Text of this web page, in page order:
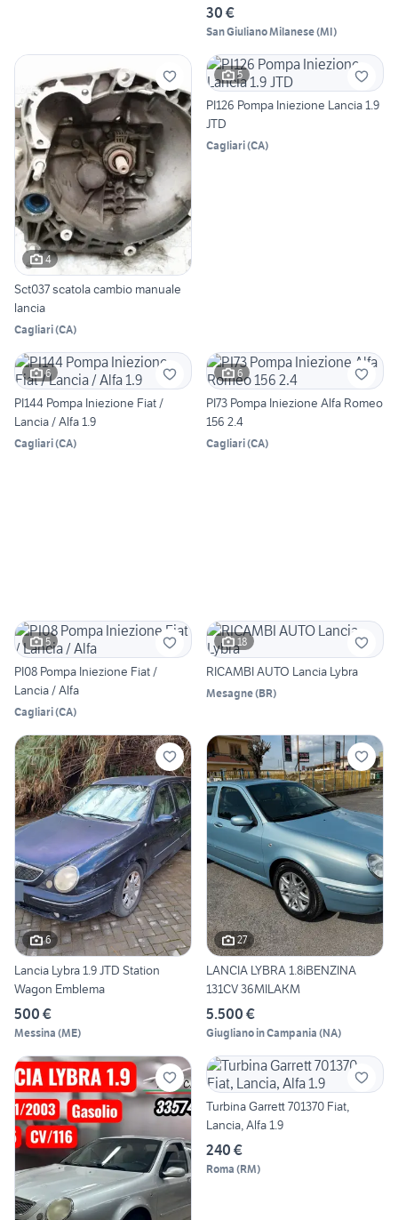
30 €
San Giuliano Milanese(MI)
4
Sct037 scatola cambio manuale
lancia
Cagliari(CA)
5
PI126 Pompa Iniezione Lancia 1.9
JTD
Cagliari(CA)
6
PI144 Pompa Iniezione Fiat /
Lancia / Alfa 1.9
Cagliari(CA)
6
PI73 Pompa Iniezione Alfa Romeo
156 2.4
Cagliari(CA)
5
PI08 Pompa Iniezione Fiat /
Lancia / Alfa
Cagliari(CA)
18
RICAMBI AUTO Lancia Lybra
Mesagne(BR)
6
Lancia Lybra 1.9 JTD Station
Wagon Emblema
500 €
Messina (ME)
27
LANCIA LYBRA 1.8iBENZINA
131CV 36MILAKM
5.500 €
Giugliano in Campania (NA)
Turbina Garrett 701370 Fiat,
Lancia, Alfa 1.9
240 €
Roma (RM)